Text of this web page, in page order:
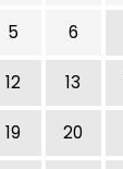
5 6
12 13
19 20